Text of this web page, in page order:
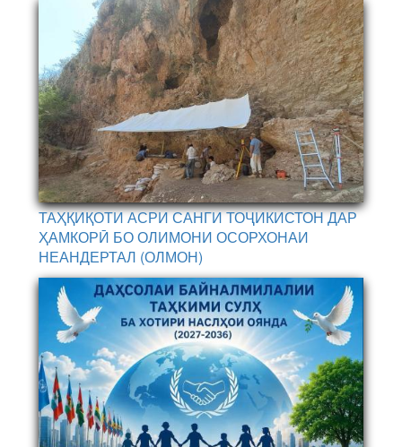
ТАҲҚИҚОТИ АСРИ САНГИ ТОҶИКИСТОН ДАР
ҲАМКОРӢ БО ОЛИМОНИ ОСОРХОНАИ
НЕАНДЕРТАЛ (ОЛМОН)